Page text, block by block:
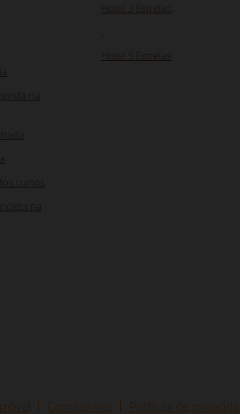
na
curtos
na
Hotel 3 Estrelas
Hotel 5 Estrelas
Contate-nos Políticas de